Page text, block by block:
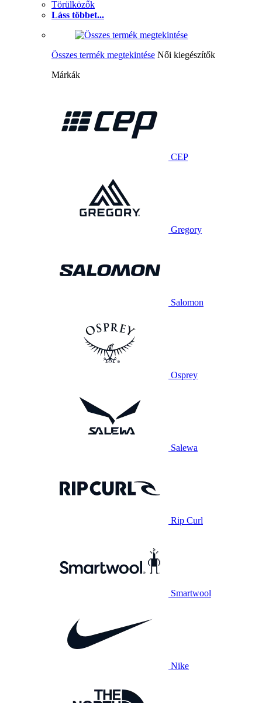
Törülközők
Láss többet...
Összes termék megtekintése Női kiegészítők
Márkák
CEP
Gregory
Salomon
Osprey
Salewa
Rip Curl
Smartwool
Nike